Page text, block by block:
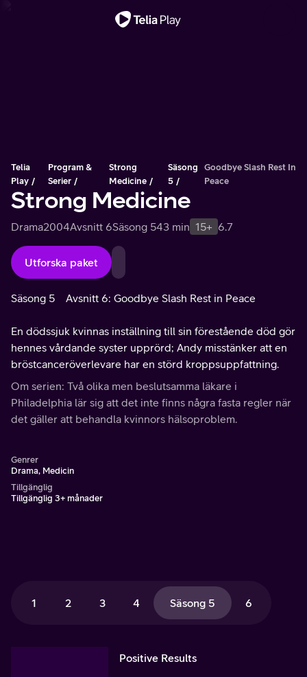
Telia
Play
Program &
Serier
Strong
Medicine
Säsong
5
Goodbye Slash Rest In
Peace
Strong Medicine
Drama2004Avsnitt 6Säsong 543 min 15+ 6.7
Utforska paket
Säsong 5 Avsnitt 6: Goodbye Slash Rest in Peace
En dödssjuk kvinnas inställning till sin förestående död gör
hennes vårdande syster upprörd; Andy misstänker att en
bröstcanceröverlevare har en störd kroppsuppfattning.
Om serien: Två olika men beslutsamma läkare i
Philadelphia lär sig att det inte finns några fasta regler när
det gäller att behandla kvinnors hälsoproblem.
Genrer
Drama, Medicin
Tillgänglig
Tillgänglig 3+ månader
1 2 3 4 Säsong 5 6
Positive Results